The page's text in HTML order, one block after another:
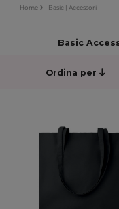
Home Basic | Accessori
Basic
Ordina per